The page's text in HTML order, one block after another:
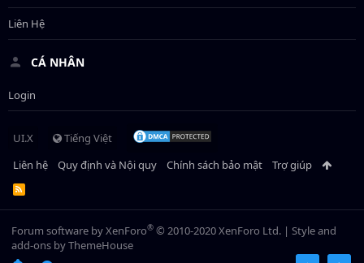
Liên Hệ
CÁ NHÂN
Login
UI.X
Tiếng Việt
Liên hệ
Quy định và Nội quy Chính sách bảo mật Trợ giúp
R
S
Forum software by XenForo® © 2010-2020 XenForo Ltd. | Style and
add-ons by ThemeHouse